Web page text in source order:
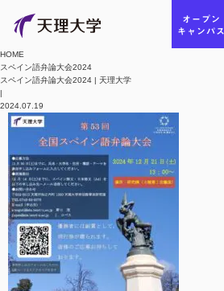
オープン
キャンパス
HOME
スペイン語弁論大会2024
スペイン語弁論大会2024 | 天理大学
|
2024.07.19